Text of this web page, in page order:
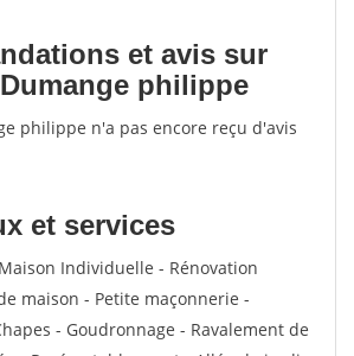
et avis sur
philippe
philippe n'a pas encore reçu d'avis
et services
Individuelle - Rénovation
maison - Petite maçonnerie -
- Goudronnage - Ravalement de